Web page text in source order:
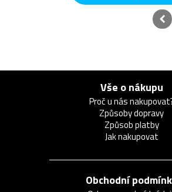
Vše o nákupu
Proč u nás
Způsoby dopravy
Způsob platby
Jak nakupovat
Obchodní